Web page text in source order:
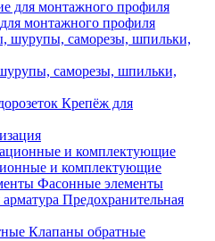
монтажного профиля
саморезы, шпильки,
Крепёж для
и комплектующие
Фасонные элементы
Предохранительная
Клапаны обратные